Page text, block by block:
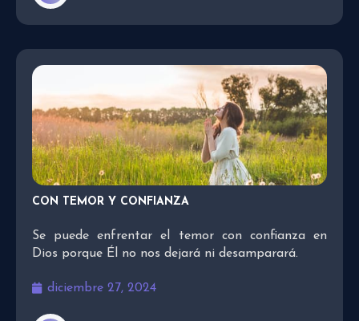
CON TEMOR Y CONFIANZA
Se puede enfrentar el temor con confianza en
Dios porque Él no nos dejará ni desamparará.
diciembre 27, 2024